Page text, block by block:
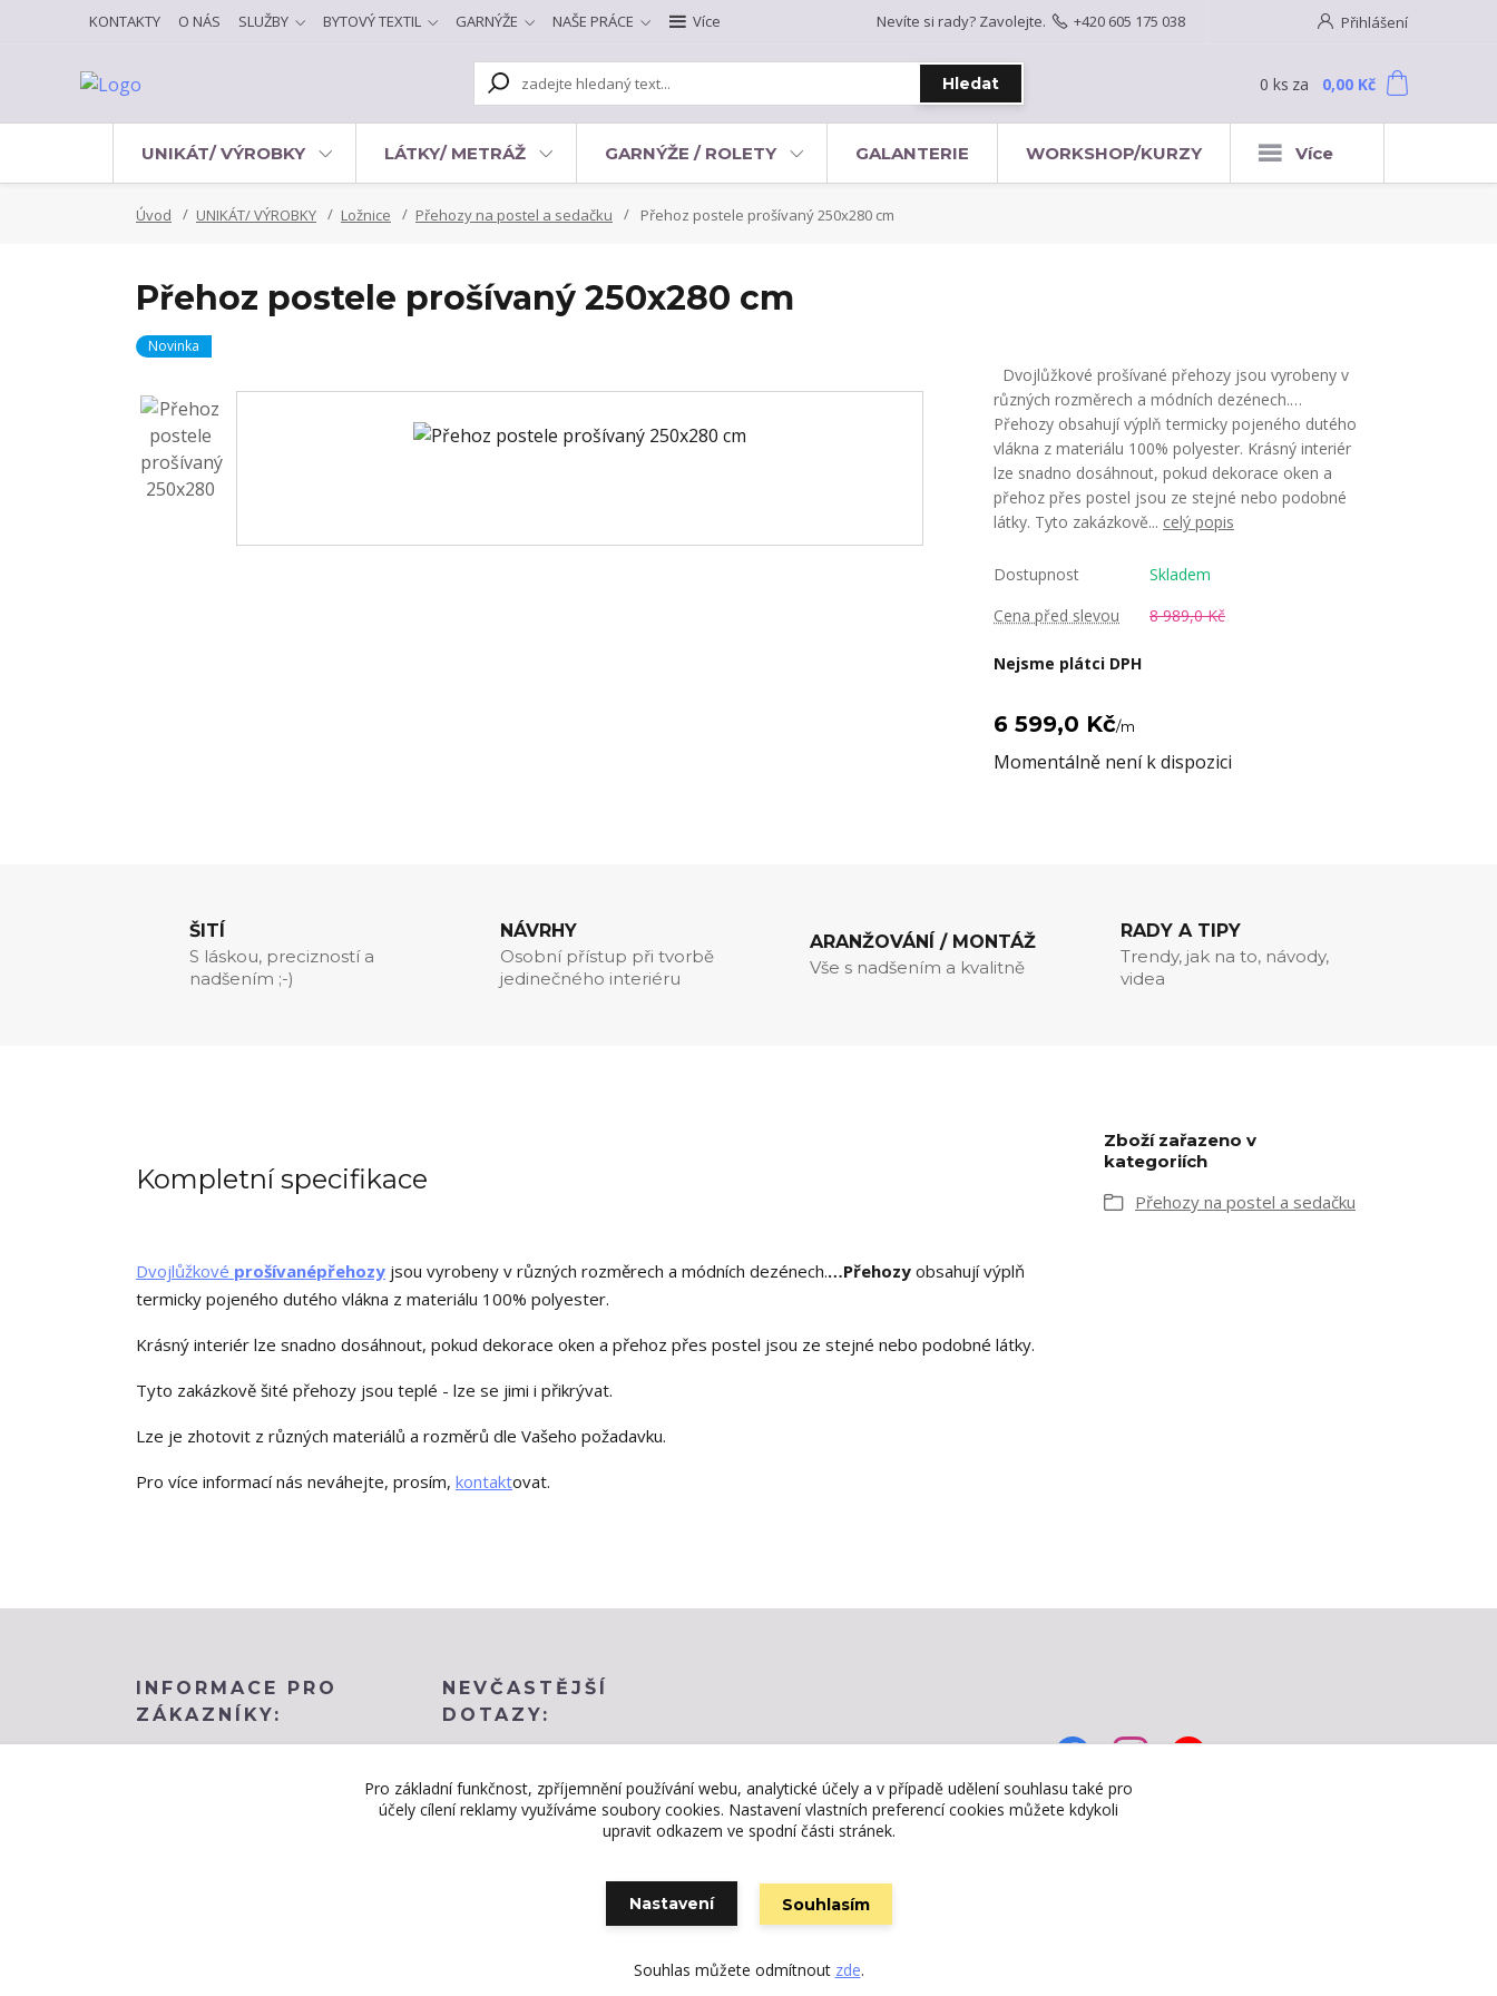
KONTAKTY O NÁS SLUŽBY BYTOVÝ TEXTIL GARNÝŽE NAŠE PRÁCE Více Přihlášení
Hledat
Nevíte si rady? Zavolejte. +420 605 175 038
0 ks za 0,00 Kč
UNIKÁT/ VÝROBKY LÁTKY/ METRÁŽ GARNÝŽE / ROLETY GALANTERIE WORKSHOP/KURZY Více
Úvod UNIKÁT/ VÝROBKY Ložnice Přehozy na postel a sedačku Přehoz postele prošívaný 250x280 cm
Přehoz postele prošívaný 250x280 cm
Novinka
Dvojlůžkové prošívané přehozy jsou vyrobeny v
různých rozměrech a módních dezénech.…
Přehozy obsahují výplň termicky pojeného dutého
vlákna z materiálu 100% polyester. Krásný interiér
lze snadno dosáhnout, pokud dekorace oken a
přehoz přes postel jsou ze stejné nebo podobné
látky. Tyto zakázkově... celý popis
Dostupnost
Skladem
Cena před slevou
8 989,0 Kč
Nejsme plátci DPH
6 599,0 Kč/m
Momentálně není k dispozici
ŠITÍ
S láskou, precizností a
nadšením ;-)
NÁVRHY
Osobní přístup při tvorbě
jedinečného interiéru
ARANŽOVÁNÍ / MONTÁŽ
Vše s nadšením a kvalitně
RADY A TIPY
Trendy, jak na to, návody,
videa
Kompletní specifikace
Dvojlůžkové prošívanépřehozy jsou vyrobeny v různých rozměrech a módních dezénech.…Přehozy obsahují výplň
termicky pojeného dutého vlákna z materiálu 100% polyester.
Krásný interiér lze snadno dosáhnout, pokud dekorace oken a přehoz přes postel jsou ze stejné nebo podobné látky.
Tyto zakázkově šité přehozy jsou teplé - lze se jimi i přikrývat.
Lze je zhotovit z různých materiálů a rozměrů dle Vašeho požadavku.
Pro více informací nás neváhejte, prosím, kontaktovat.
Zboží zařazeno v
kategoriích
Přehozy na postel a sedačku
INFORMACE PRO
ZÁKAZNÍKY:
NEVČASTĚJŠÍ
DOTAZY:
Vytvořeno na
Pro základní funkčnost, zpříjemnění používání webu, analytické účely a v případě udělení souhlasu také pro
účely cílení reklamy využíváme soubory cookies. Nastavení vlastních preferencí cookies můžete kdykoli
upravit odkazem ve spodní části stránek.
Nastavení Souhlasím
Souhlas můžete odmítnout zde.